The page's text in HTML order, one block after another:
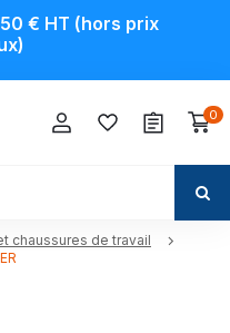
€ HT (hors prix
0
chaussures de travail